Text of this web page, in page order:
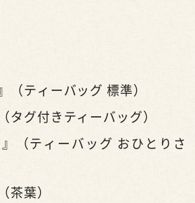
（ティーバッグ 標準）
タグ付きティーバッグ）
』（ティーバッグ おひとりさ
茶葉）